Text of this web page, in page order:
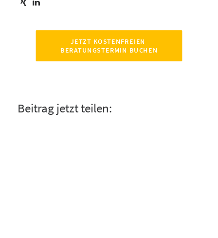
JETZT KOSTENFREIEN
BERATUNGSTERMIN BUCHEN
Beitrag jetzt teilen: